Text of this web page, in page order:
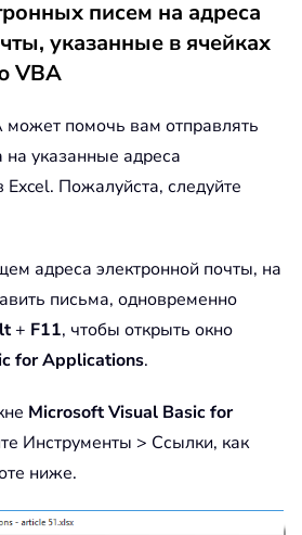
писем на адреса
указанные в ячейках
VBA
помочь вам отправлять
указанные адреса
Excel. Пожалуйста, следуйте
адреса электронной почты, на
письма, одновременно
+ F11, чтобы открыть окно
for Applications.
Microsoft Visual Basic for
Инструменты > Ссылки, как
ниже.